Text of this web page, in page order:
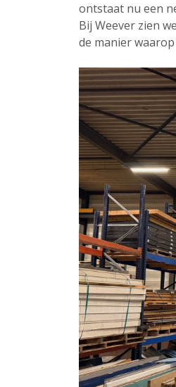
ontstaat nu een
Bij Weever zien
de manier